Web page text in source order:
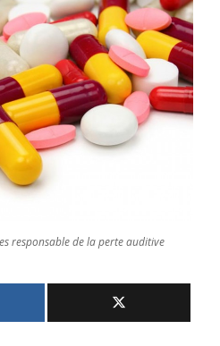
responsable de la perte auditive